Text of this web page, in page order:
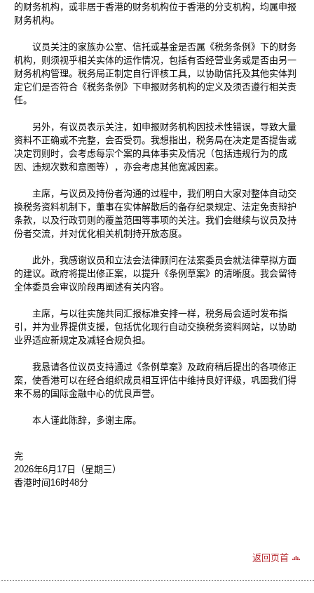
的财务机构，或非居于香港的财务机构位于香港的分支机构，均属申报
财务机构。
议员关注的家族办公室、信托或基金是否属《税务条例》下的财务
机构，则须视乎相关实体的运作情况，包括有否经营业务或是否由另一
财务机构管理。税务局正制定自行评核工具，以协助信托及其他实体判
定它们是否符合《税务条例》下申报财务机构的定义及须否遵行相关责
任。
另外，有议员表示关注，如申报财务机构因技术性错误，导致大量
资料不正确或不完整，会否受罚。我想指出，税务局在决定是否提吿或
决定罚则时，会考虑每宗个案的具体事实及情况（包括违规行为的成
因、违规次数和意图等），亦会考虑其他宽减因素。
主席，与议员及持份者沟通的过程中，我们明白大家对整体自动交
换税务资料机制下，董事在实体解散后的备存纪录规定、法定免责辩护
条款，以及行政罚则的覆盖范围等事项的关注。我们会继续与议员及持
份者交流，并对优化相关机制持开放态度。
此外，我感谢议员和立法会法律顾问在法案委员会就法律草拟方面
的建议。政府将提出修正案，以提升《条例草案》的清晰度。我会留待
全体委员会审议阶段再阐述有关内容。
主席，与以往实施共同汇报标准安排一样，税务局会适时发布指
引，并为业界提供支援，包括优化现行自动交换税务资料网站，以协助
业界适应新规定及减轻合规负担。
我恳请各位议员支持通过《条例草案》及政府稍后提出的各项修正
案，使香港可以在经合组织成员相互评估中维持良好评级，巩固我们得
来不易的国际金融中心的优良声誉。
本人谨此陈辞，多谢主席。
完
2026年6月17日（星期三）
香港时间16时48分
返回页首